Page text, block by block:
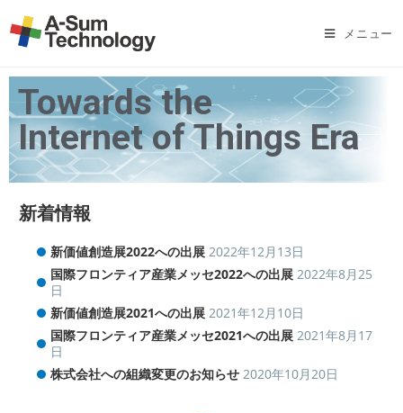
メニュー
Towards the
Internet of Things Era
新着情報
新価値創造展2022への出展 2022年12月13日
国際フロンティア産業メッセ2022への出展 2022年8月25
日
新価値創造展2021への出展 2021年12月10日
国際フロンティア産業メッセ2021への出展 2021年8月17
日
株式会社への組織変更のお知らせ 2020年10月20日